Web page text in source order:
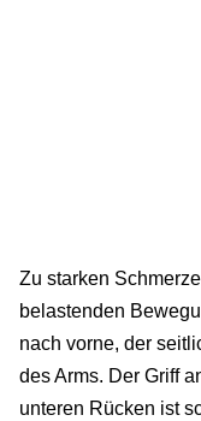
Zu starken
belastenden
nach vorne, der
des Arms. Der Griff
unteren Rücken ist